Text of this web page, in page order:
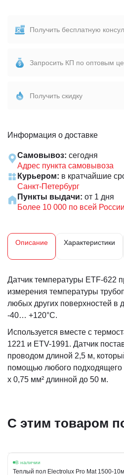
Получить бесплатную
Запросить КП по оптовым
Получить скидку
Информация о доставке
Самовывоз: сегодня
Адрес пункта самовывоза
Курьером: в кратчайшие
Санкт-Петербург
Пункты выдачи: от 1 дня
Более 10 000 по всей России
Описание Характеристики
Датчик температуры ETF-622
измерения температуры
любых других поверхностей в
-40… +120°C.
Используется вместе с
1221 и ETV-1991. Датчик
проводом длиной 2,5 м,
помощью любого подходящего
х 0,75 мм² длинной до 50 м.
С этим товаром
В наличии
Теплый пол Electrolux Pro Mat 1500-